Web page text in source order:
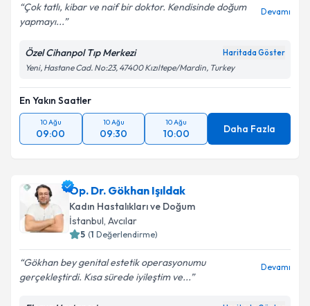
Çok tatlı, kibar ve naif bir doktor. Kendisinde doğum
yapmayı...
Devamı
Özel Cihanpol Tıp Merkezi Haritada Göster
Yeni, Hastane Cad. No:23, 47400 Kızıltepe/Mardin, Turkey
En Yakın Saatler
10 Ağu
09:00
10 Ağu
09:30
10 Ağu
10:00 Daha Fazla
Op. Dr. Gökhan Işıldak
Kadın Hastalıkları ve Doğum
İstanbul, Avcılar
5 (1 Değerlendirme)
Gökhan bey genital estetik operasyonumu
gerçekleştirdi. Kısa sürede iyileştim ve...
Devamı